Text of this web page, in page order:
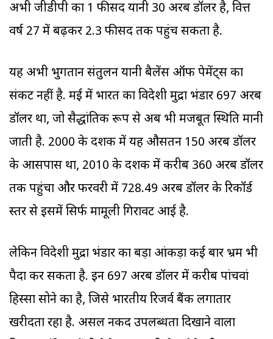
अभी जीडीपी का 1 फीसद यानी 30 अरब डॉलर है, वित्त
वर्ष 27 में बढ़कर 2.3 फीसद तक पहुंच सकता है.
यह अभी भुगतान संतुलन यानी बैलेंस ऑफ पेमेंट्स का
संकट नहीं है. मई में भारत का विदेशी मुद्रा भंडार 697 अरब
डॉलर था, जो सैद्धांतिक रूप से अब भी मजबूत स्थिति मानी
जाती है. 2000 के दशक में यह औसतन 150 अरब डॉलर
के आसपास था, 2010 के दशक में करीब 360 अरब डॉलर
तक पहुंचा और फरवरी में 728.49 अरब डॉलर के रिकॉर्ड
स्तर से इसमें सिर्फ मामूली गिरावट आई है.
लेकिन विदेशी मुद्रा भंडार का बड़ा आंकड़ा कई बार भ्रम भी
पैदा कर सकता है. इन 697 अरब डॉलर में करीब पांचवां
हिस्सा सोने का है, जिसे भारतीय रिजर्व बैंक लगातार
खरीदता रहा है. असल नकद उपलब्धता दिखाने वाला